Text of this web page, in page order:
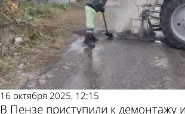
16 октября 2025, 12:15
В Пензе приступили к демонтажу